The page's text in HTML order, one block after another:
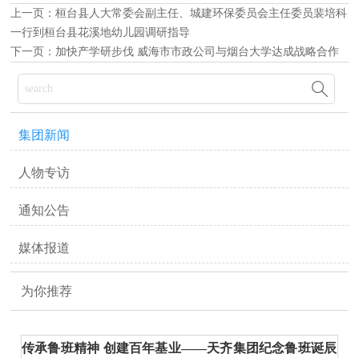
上一页：桓台县人大常委会副主任、城建环保委员会主任委员裴培科
一行到桓台县花溪地幼儿园调研指导
下一页： 加快产学研步伐 威海市市政公司与烟台大学达成战略合作

集团新闻
人物专访
通知公告
媒体报道
为你推荐
传承鲁班精神 创建百年基业——天齐集团纪念鲁班诞辰